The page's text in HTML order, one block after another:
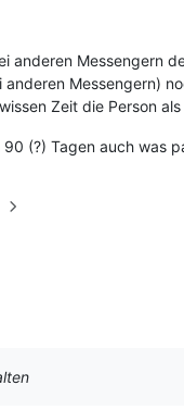
anderen Messengern
Messengern)
Zeit die Person
(?) Tagen auch was